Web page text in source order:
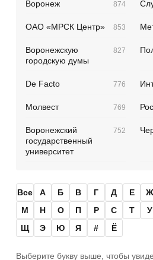
Воронеж 874
ОАО «МРСК Центр» 853
Воронежскую
городскую думы
827
De Facto 776
Молвест 769
Воронежский
государственный
университет
752
Все А Б В Г Д Е Ж
М
Н О П Р С Т У
Щ
Э Ю Я # Ё
Выберите букву выше, чтобы